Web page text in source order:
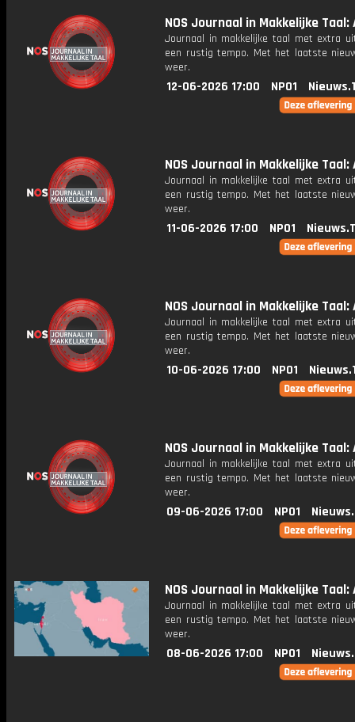
NOS Journaal in Makkelijke Taal:
Journaal in makkelijke taal met extra
een rustig tempo. Met het laatste
weer.
12-06-2026 17:00 NPO1
NOS Journaal in Makkelijke Taal:
Journaal in makkelijke taal met extra
een rustig tempo. Met het laatste
weer.
11-06-2026 17:00 NPO1
NOS Journaal in Makkelijke Taal:
Journaal in makkelijke taal met extra
een rustig tempo. Met het laatste
weer.
10-06-2026 17:00 NPO1
NOS Journaal in Makkelijke Taal:
Journaal in makkelijke taal met extra
een rustig tempo. Met het laatste
weer.
09-06-2026 17:00 NPO1
NOS Journaal in Makkelijke Taal:
Journaal in makkelijke taal met extra
een rustig tempo. Met het laatste
weer.
08-06-2026 17:00 NPO1